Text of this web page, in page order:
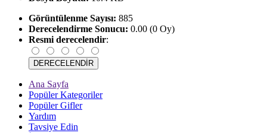
Görüntülenme Sayısı: 885
Derecelendirme Sonucu: 0.00 (0 Oy)
Resmi derecelendir:
Ana Sayfa
Popüler Kategoriler
Popüler Gifler
Yardım
Tavsiye Edin